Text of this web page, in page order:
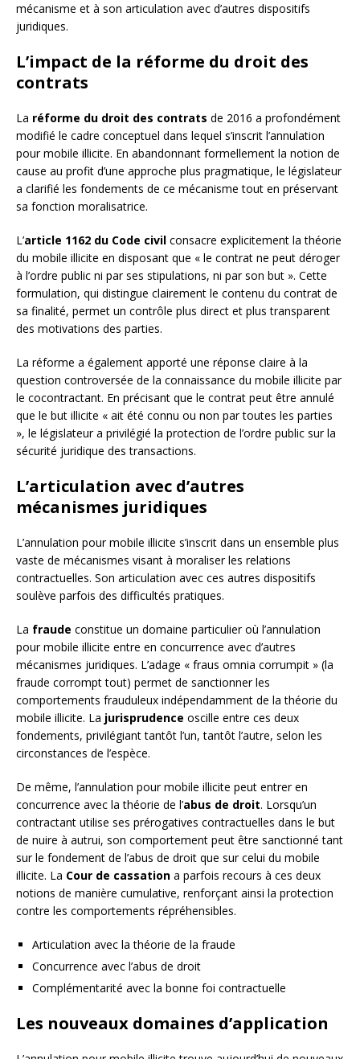
mécanisme et à son articulation avec d’autres dispositifs
juridiques.
L’impact de la réforme du droit des
contrats
La réforme du droit des contrats de 2016 a profondément
modifié le cadre conceptuel dans lequel s’inscrit l’annulation
pour mobile illicite. En abandonnant formellement la notion de
cause au profit d’une approche plus pragmatique, le législateur
a clarifié les fondements de ce mécanisme tout en préservant
sa fonction moralisatrice.
L’article 1162 du Code civil consacre explicitement la théorie
du mobile illicite en disposant que « le contrat ne peut déroger
à l’ordre public ni par ses stipulations, ni par son but ». Cette
formulation, qui distingue clairement le contenu du contrat de
sa finalité, permet un contrôle plus direct et plus transparent
des motivations des parties.
La réforme a également apporté une réponse claire à la
question controversée de la connaissance du mobile illicite par
le cocontractant. En précisant que le contrat peut être annulé
que le but illicite « ait été connu ou non par toutes les parties
», le législateur a privilégié la protection de l’ordre public sur la
sécurité juridique des transactions.
L’articulation avec d’autres
mécanismes juridiques
L’annulation pour mobile illicite s’inscrit dans un ensemble plus
vaste de mécanismes visant à moraliser les relations
contractuelles. Son articulation avec ces autres dispositifs
soulève parfois des difficultés pratiques.
La fraude constitue un domaine particulier où l’annulation
pour mobile illicite entre en concurrence avec d’autres
mécanismes juridiques. L’adage « fraus omnia corrumpit » (la
fraude corrompt tout) permet de sanctionner les
comportements frauduleux indépendamment de la théorie du
mobile illicite. La jurisprudence oscille entre ces deux
fondements, privilégiant tantôt l’un, tantôt l’autre, selon les
circonstances de l’espèce.
De même, l’annulation pour mobile illicite peut entrer en
concurrence avec la théorie de l’abus de droit. Lorsqu’un
contractant utilise ses prérogatives contractuelles dans le but
de nuire à autrui, son comportement peut être sanctionné tant
sur le fondement de l’abus de droit que sur celui du mobile
illicite. La Cour de cassation a parfois recours à ces deux
notions de manière cumulative, renforçant ainsi la protection
contre les comportements répréhensibles.
Articulation avec la théorie de la fraude
Concurrence avec l’abus de droit
Complémentarité avec la bonne foi contractuelle
Les nouveaux domaines d’application